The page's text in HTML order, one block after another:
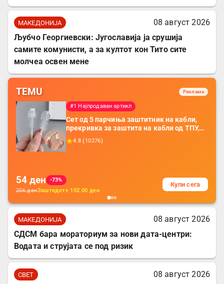
МАКЕДОНИЈА
08 август 2026
Љубчо Георгиевски: Југославија ја срушија
самите комунисти, а за култот кон Тито сите
молчеа освен мене
TEMU Реклама
#1 Најпродаван артикл
Сет од 5 парчиња заштитник на кабли,
прекривка за заштита на кабли од ТПУ,
додатоци за заштита на кабли, без
батерија, за мобилни телефони, комплет
4.8 ( 10276)
54 ден
-73%
206денЗаштедете 152.00 ден
Купи сега
МАКЕДОНИЈА
08 август 2026
СДСМ бара мораториум за нови дата-центри:
Водата и струјата се под ризик
СВЕТ
08 август 2026